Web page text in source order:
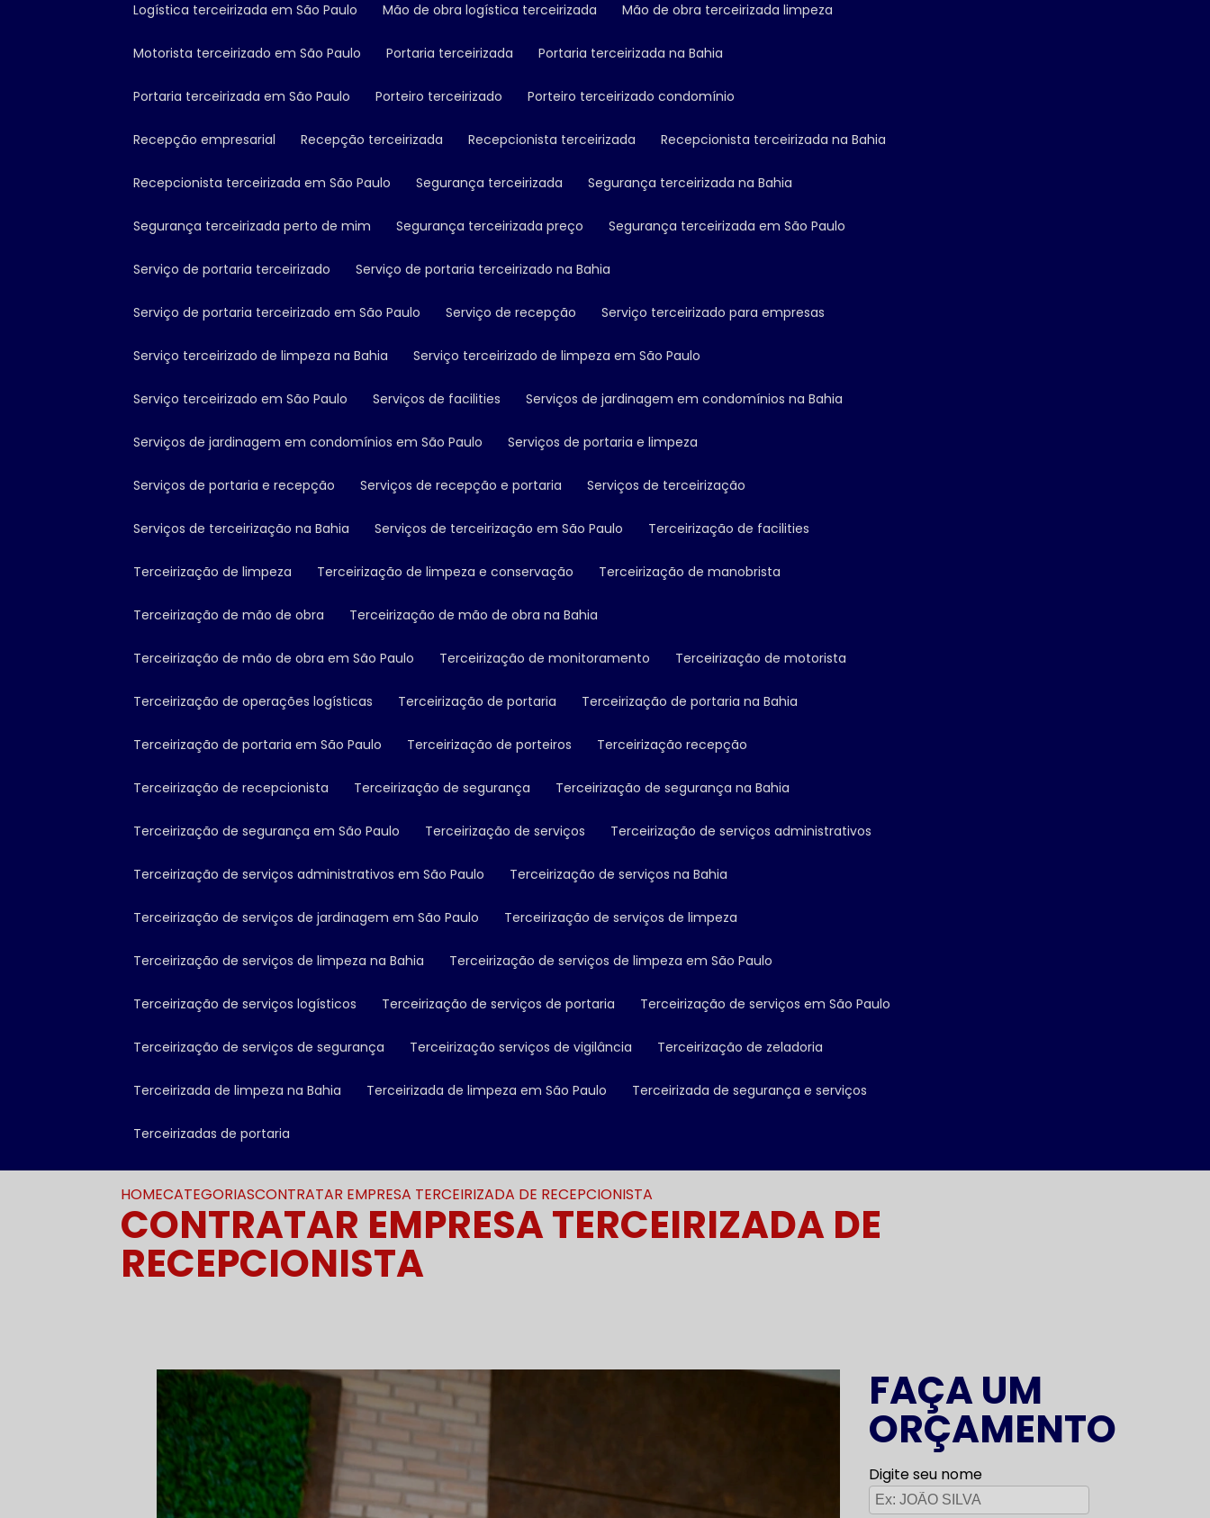
Logística terceirizada em São Paulo Mão de obra logística terceirizada Mão de obra terceirizada limpeza
Motorista terceirizado em São Paulo Portaria terceirizada Portaria terceirizada na Bahia
Portaria terceirizada em São Paulo Porteiro terceirizado Porteiro terceirizado condomínio
Recepção empresarial Recepção terceirizada Recepcionista terceirizada Recepcionista terceirizada na Bahia
Recepcionista terceirizada em São Paulo Segurança terceirizada Segurança terceirizada na Bahia
Segurança terceirizada perto de mim Segurança terceirizada preço Segurança terceirizada em São Paulo
Serviço de portaria terceirizado Serviço de portaria terceirizado na Bahia
Serviço de portaria terceirizado em São Paulo Serviço de recepção Serviço terceirizado para empresas
Serviço terceirizado de limpeza na Bahia Serviço terceirizado de limpeza em São Paulo
Serviço terceirizado em São Paulo Serviços de facilities Serviços de jardinagem em condomínios na Bahia
Serviços de jardinagem em condomínios em São Paulo Serviços de portaria e limpeza
Serviços de portaria e recepção Serviços de recepção e portaria Serviços de terceirização
Serviços de terceirização na Bahia Serviços de terceirização em São Paulo Terceirização de facilities
Terceirização de limpeza Terceirização de limpeza e conservação Terceirização de manobrista
Terceirização de mão de obra Terceirização de mão de obra na Bahia
Terceirização de mão de obra em São Paulo Terceirização de monitoramento Terceirização de motorista
Terceirização de operações logísticas Terceirização de portaria Terceirização de portaria na Bahia
Terceirização de portaria em São Paulo Terceirização de porteiros Terceirização recepção
Terceirização de recepcionista Terceirização de segurança Terceirização de segurança na Bahia
Terceirização de segurança em São Paulo Terceirização de serviços Terceirização de serviços administrativos
Terceirização de serviços administrativos em São Paulo Terceirização de serviços na Bahia
Terceirização de serviços de jardinagem em São Paulo Terceirização de serviços de limpeza
Terceirização de serviços de limpeza na Bahia Terceirização de serviços de limpeza em São Paulo
Terceirização de serviços logísticos Terceirização de serviços de portaria Terceirização de serviços em São Paulo
Terceirização de serviços de segurança Terceirização serviços de vigilância Terceirização de zeladoria
Terceirizada de limpeza na Bahia Terceirizada de limpeza em São Paulo Terceirizada de segurança e serviços
Terceirizadas de portaria
HOMECATEGORIASCONTRATAR EMPRESA TERCEIRIZADA DE RECEPCIONISTA
CONTRATAR EMPRESA TERCEIRIZADA DE
RECEPCIONISTA
FAÇA UM
ORÇAMENTO
Digite seu nome